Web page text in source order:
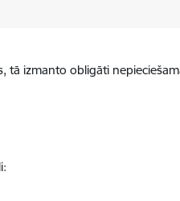
tā izmanto obligāti